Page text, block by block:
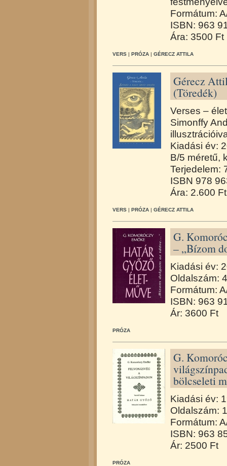
Formátum:
ISBN: 963
Ára: 3500 Ft
VERS | PRÓZA | GÉRECZ ATTILA
Gérecz
(Töredék)
Verses –
Simonffy
Kiadási év:
B/5 méretű,
Terjedelem:
ISBN 978
Ára: 2.600 Ft
VERS | PRÓZA | GÉRECZ ATTILA
G.
– „Bízom
Kiadási év:
Oldalszám:
Formátum:
ISBN: 963
Ár: 3600 Ft
PRÓZA
G.
bölcseleti
Kiadási év:
Oldalszám:
Formátum:
ISBN: 963
Ár: 2500 Ft
PRÓZA